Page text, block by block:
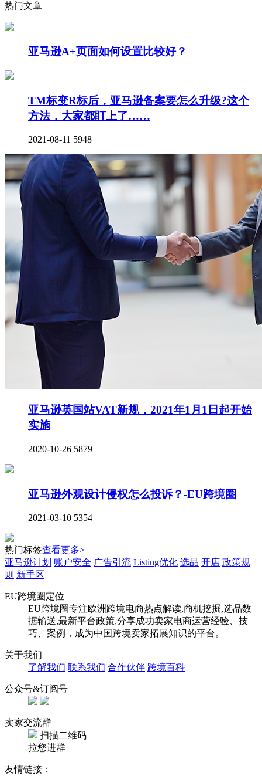
热门文章
亚马逊A+页面如何设置比较好？
TM标变R标后，亚马逊备案要怎么升级?这个
方法，大家都盯上了……
2021-08-11 5948
亚马逊英国站VAT新规，2021年1月1日起开始
实施
2020-10-26 5879
亚马逊外观设计侵权怎么投诉？-EU跨境圈
2021-03-10 5354
热门标签查看更多>
亚马逊计划 账户安全 广告引流 Listing优化 选品 开店 政策规
则 新手区
EU跨境圈定位
EU跨境圈专注欧洲跨境电商热点解读,商机挖掘,选品数
据输送,最新平台政策,分享成功卖家电商运营经验、技
巧、案例，成为中国跨境卖家拓展知识的平台。
关于我们
了解我们 联系我们 合作伙伴 跨境百科
公众号&订阅号
卖家交流群
扫描二维码
拉您进群
友情链接：